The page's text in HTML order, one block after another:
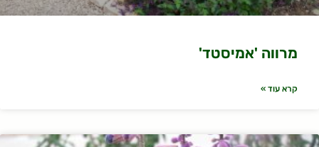
מרווה 'אמיסטד'
קרא עוד »